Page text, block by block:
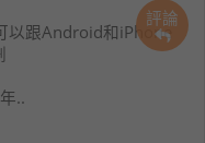
評論
以跟Android和iPhone
..